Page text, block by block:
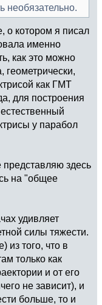
необязательно.
о котором я писал
именно
как это можно
геометрически,
как ГМТ
для построения
у парабол
здесь
на "общее
удивляет
силы тяжести.
из того, что в
только как
и от его
не зависит), и
больше, то и